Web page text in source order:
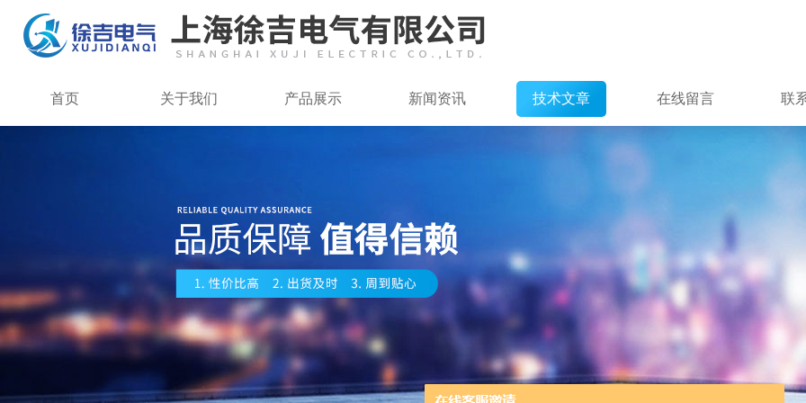
首页 关于我们 产品展示 新闻资讯 技术文章 在线留言 联